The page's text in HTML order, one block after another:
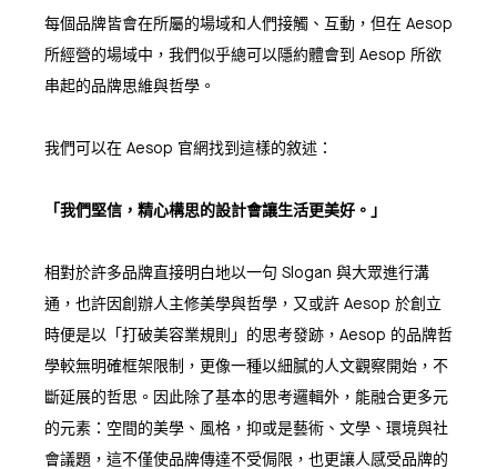
每個品牌皆會在所屬的場域和人們接觸、互動，但在 Aesop
所經營的場域中，我們似乎總可以隱約體會到 Aesop 所欲
串起的品牌思維與哲學。
我們可以在 Aesop 官網找到這樣的敘述：
「我們堅信，精心構思的設計會讓生活更美好。」
相對於許多品牌直接明白地以一句 Slogan 與大眾進行溝
通，也許因創辦人主修美學與哲學，又或許 Aesop 於創立
時便是以「打破美容業規則」的思考發跡，Aesop 的品牌哲
學較無明確框架限制，更像一種以細膩的人文觀察開始，不
斷延展的哲思。因此除了基本的思考邏輯外，能融合更多元
的元素：空間的美學、風格，抑或是藝術、文學、環境與社
會議題，這不僅使品牌傳達不受侷限，也更讓人感受品牌的